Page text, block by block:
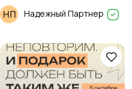
Надежный Партнер